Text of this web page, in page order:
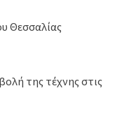
Θεσσαλίας
της τέχνης στις